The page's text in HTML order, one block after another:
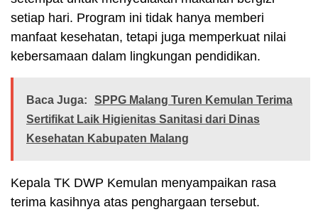
setiap hari. Program ini tidak hanya memberi
manfaat kesehatan, tetapi juga memperkuat nilai
kebersamaan dalam lingkungan pendidikan.
Baca Juga:
SPPG Malang Turen Kemulan Terima
Sertifikat Laik Higienitas Sanitasi dari Dinas
Kesehatan Kabupaten Malang
Kepala TK DWP Kemulan menyampaikan rasa
terima kasihnya atas penghargaan tersebut.